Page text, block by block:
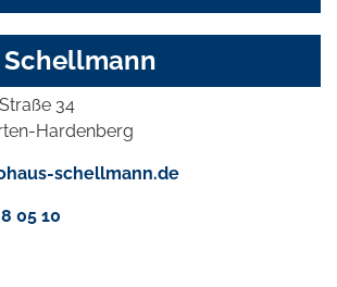
34
Hardenberg
schellmann.de
05 10